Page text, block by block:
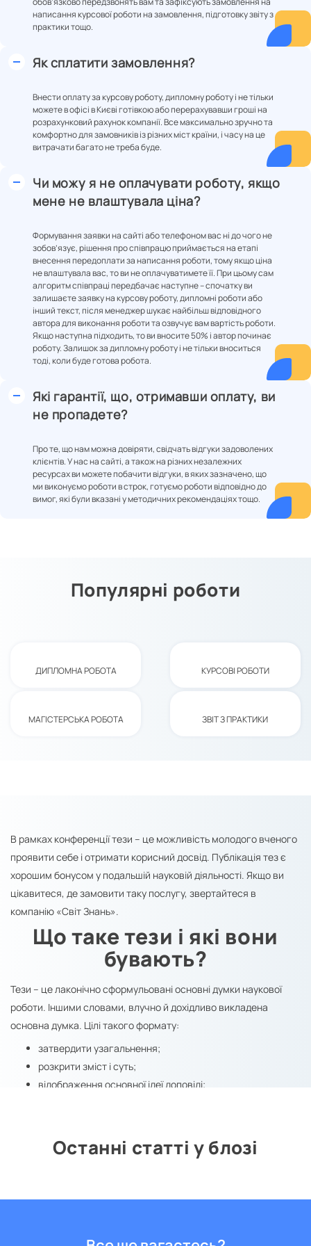
написання курсової роботи на замовлення, підготовку звіту з
практики тощо.
Як сплатити замовлення?
Внести оплату за курсову роботу, дипломну роботу і не тільки
можете в офісі в Києві готівкою або перерахувавши гроші на
розрахунковий рахунок компанії. Все максимально зручно та
комфортно для замовників із різних міст країни, і часу на це
витрачати багато не треба буде.
Чи можу я не оплачувати роботу, якщо
мене не влаштувала ціна?
Формування заявки на сайті або телефоном вас ні до чого не
зобов’язує, рішення про співпрацю приймається на етапі
внесення передоплати за написання роботи, тому якщо ціна
не влаштувала вас, то ви не оплачуватимете її. При цьому сам
алгоритм співпраці передбачає наступне – спочатку ви
залишаєте заявку на курсову роботу, дипломні роботи або
інший текст, після менеджер шукає найбільш відповідного
автора для виконання роботи та озвучує вам вартість роботи.
Якщо наступна підходить, то ви вносите 50% і автор починає
роботу. Залишок за дипломну роботу і не тільки вноситься
тоді, коли буде готова робота.
Які гарантії, що, отримавши оплату, ви
не пропадете?
Про те, що нам можна довіряти, свідчать відгуки задоволених
клієнтів. У нас на сайті, а також на різних незалежних
ресурсах ви можете побачити відгуки, в яких зазначено, що
ми виконуємо роботи в строк, готуємо роботи відповідно до
вимог, які були вказані у методичних рекомендаціях тощо.
Популярні роботи
ДИПЛОМНА РОБОТА КУРСОВІ РОБОТИ
МАГІСТЕРСЬКА РОБОТА ЗВІТ З ПРАКТИКИ
В рамках конференції тези – це можливість молодого вченого
проявити себе і отримати корисний досвід. Публікація тез є
хорошим бонусом у подальшій науковій діяльності. Якщо ви
цікавитеся, де замовити таку послугу, звертайтеся в
компанію «Світ Знань».
Що таке тези і які вони
бувають?
Тези – це лаконічно сформульовані основні думки наукової
роботи. Іншими словами, влучно й дохідливо викладена
основна думка. Цілі такого формату:
затвердити узагальнення;
розкрити зміст і суть;
відображення основної ідеї доповіді;
тези схвалюються комісією і можуть публікуватися в різних
збірниках статей і журналах.
авторства бувають власні тези або матеріали, складені у
Останні статті у блозі